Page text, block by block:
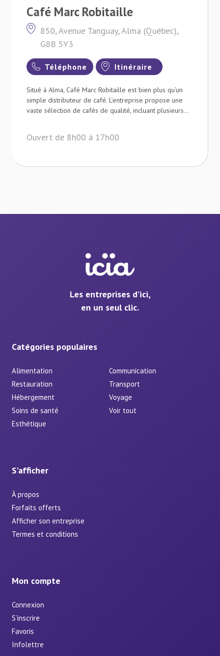
Café Marc Robitaille
850, Avenue Tanguay, Alma (Québec),
G8B 5Y3
Téléphone Itinéraire
Situé à Alma, Café Marc Robitaille est bien plus qu’un
simple distributeur de café. L’entreprise propose une
vaste sélection de cafés de qualité, incluant plusieurs...
Ouvert de 8h00 à 17h00
Les entreprises d’ici,
en un seul clic.
Catégories populaires
Alimentation
Communication
Restauration
Transport
Hébergement
Voyage
Soins de santé
Voir tout
Esthétique
S’afficher
À propos
Forfaits offerts
Afficher son entreprise
Termes et conditions
Mon compte
Connexion
S’inscrire
Favoris
Infolettre